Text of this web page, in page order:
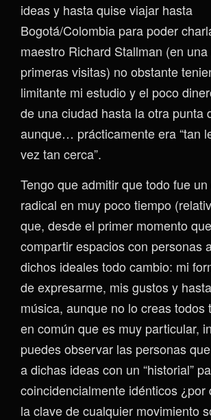
ideas y hasta quise viajar hasta
Bogotá/Colombia para poder
maestro Richard Stallman (en
primeras visitas) no obstante
limitante mi estudio y el poco
de una ciudad hasta la otra punta
aunque… prácticamente era “tan
vez tan cerca”.
Tengo que admitir que todo fue
radical en muy poco tiempo
que, desde el primer momento
compartir espacios con personas
dichos ideales todo cambio: mi
de expresarme, mis gustos y
música, aunque no lo creas todos
en común que es muy particular,
puedes observar las personas
a dichas ideas con un “historial”
coincidencialmente idénticos ¿por
la clave de cualquier movimiento